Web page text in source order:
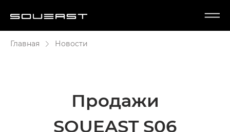
Главная Новости
Продажи
SOUEAST S06